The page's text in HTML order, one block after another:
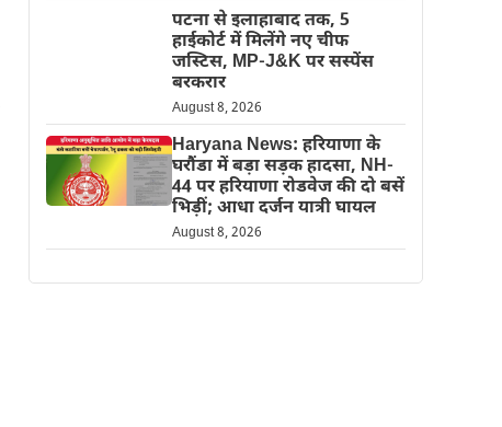
पटना से इलाहाबाद तक, 5
हाईकोर्ट में मिलेंगे नए चीफ
जस्टिस, MP-J&K पर सस्पेंस
बरकरार
August 8, 2026
Haryana News: हरियाणा के
घरौंडा में बड़ा सड़क हादसा, NH-
44 पर हरियाणा रोडवेज की दो बसें
भिड़ीं; आधा दर्जन यात्री घायल
August 8, 2026